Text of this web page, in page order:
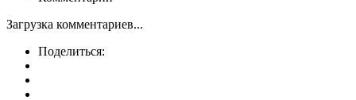
Загрузка комментариев...
Поделиться: